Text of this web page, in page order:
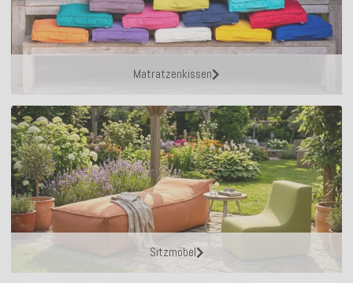
Matratzenkissen
Sitzmöbel